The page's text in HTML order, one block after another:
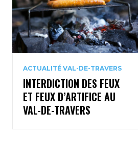
ACTUALITÉ VAL-DE-TRAVERS
INTERDICTION DES FEUX
ET FEUX D’ARTIFICE AU
VAL-DE-TRAVERS